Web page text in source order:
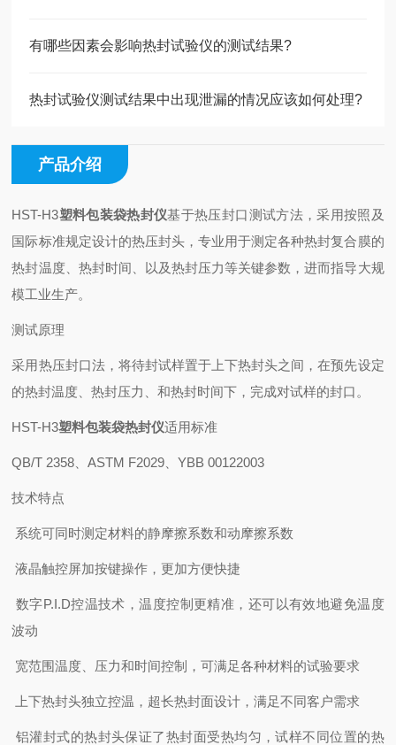
有哪些因素会影响热封试验仪的测试结果?
热封试验仪测试结果中出现泄漏的情况应该如何处理?
产品介绍
HST-H3塑料包装袋热封仪基于热压封口测试方法，采用按照及
国际标准规定设计的热压封头，专业用于测定各种热封复合膜的
热封温度、热封时间、以及热封压力等关键参数，进而指导大规
模工业生产。
测试原理
采用热压封口法，将待封试样置于上下热封头之间，在预先设定
的热封温度、热封压力、和热封时间下，完成对试样的封口。
HST-H3塑料包装袋热封仪适用标准
QB/T 2358、ASTM F2029、YBB 00122003
技术特点
系统可同时测定材料的静摩擦系数和动摩擦系数
液晶触控屏加按键操作，更加方便快捷
数字P.I.D控温技术，温度控制更精准，还可以有效地避免温度
波动
宽范围温度、压力和时间控制，可满足各种材料的试验要求
上下热封头独立控温，超长热封面设计，满足不同客户需求
铝灌封式的热封头保证了热封面受热均匀，试样不同位置的热